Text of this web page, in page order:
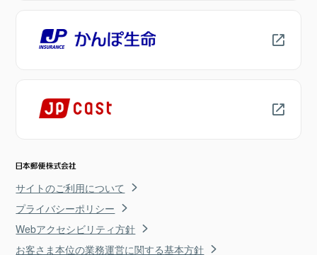
サイトのご利用について
プライバシーポリシー
Webアクセシビリティ方針
お客さま本位の業務運営に関する基本方針